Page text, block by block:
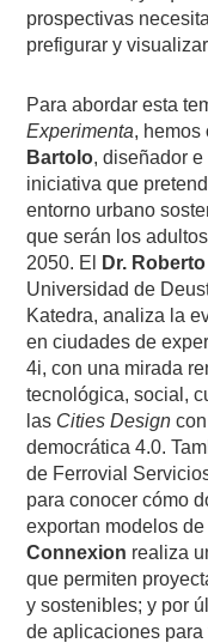
prospectivas
prefigurar y
Para abordar esta
Experimenta, hemos
Bartolo, diseñador
iniciativa que
entorno urbano
que serán los
2050. El
Dr.
Universidad de
Katedra, analiza la
en ciudades de
4i, con una mirada
tecnológica, social,
las Cities Design
democrática 4.0.
de Ferrovial
para conocer cómo
exportan modelos
Connexion realiza
que permiten
y sostenibles; y por
de aplicaciones